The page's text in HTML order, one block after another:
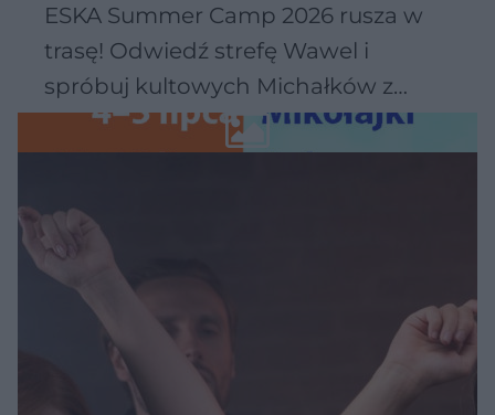
ESKA Summer Camp 2026 rusza w
trasę! Odwiedź strefę Wawel i
spróbuj kultowych Michałków z
Wawelu